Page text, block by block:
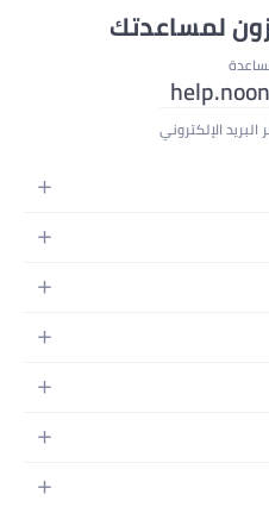
لمساعدتك
البريد الإلكتروني